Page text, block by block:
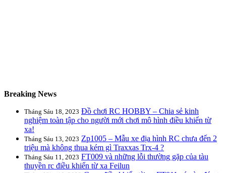
Breaking News
Tháng Sáu 18, 2023 Đồ chơi RC HOBBY – Chia sẻ kinh
nghiệm toàn tập cho người mới chơi mô hình điều khiển từ
xa!
Tháng Sáu 13, 2023 Zp1005 – Mẫu xe địa hình RC chưa đến 2
triệu mà không thua kém gì Traxxas Trx-4 ?
Tháng Sáu 11, 2023 FT009 và những lỗi thường gặp của tàu
thuyền rc điều khiển từ xa Feilun